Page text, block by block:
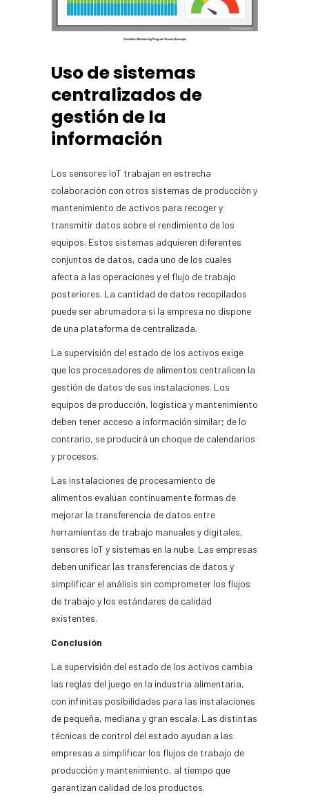
Uso de sistemas
centralizados de
gestión de la
información
Los sensores IoT trabajan en estrecha
colaboración con otros sistemas de producción y
mantenimiento de activos para recoger y
transmitir datos sobre el rendimiento de los
equipos. Estos sistemas adquieren diferentes
conjuntos de datos, cada uno de los cuales
afecta a las operaciones y el flujo de trabajo
posteriores. La cantidad de datos recopilados
puede ser abrumadora si la empresa no dispone
de una plataforma de centralizada.
La supervisión del estado de los activos exige
que los procesadores de alimentos centralicen la
gestión de datos de sus instalaciones. Los
equipos de producción, logística y mantenimiento
deben tener acceso a información similar; de lo
contrario, se producirá un choque de calendarios
y procesos.
Las instalaciones de procesamiento de
alimentos evalúan continuamente formas de
mejorar la transferencia de datos entre
herramientas de trabajo manuales y digitales,
sensores IoT y sistemas en la nube. Las empresas
deben unificar las transferencias de datos y
simplificar el análisis sin comprometer los flujos
de trabajo y los estándares de calidad
existentes.
Conclusión
La supervisión del estado de los activos cambia
las reglas del juego en la industria alimentaria,
con infinitas posibilidades para las instalaciones
de pequeña, mediana y gran escala. Las distintas
técnicas de control del estado ayudan a las
empresas a simplificar los flujos de trabajo de
producción y mantenimiento, al tiempo que
garantizan calidad de los productos.